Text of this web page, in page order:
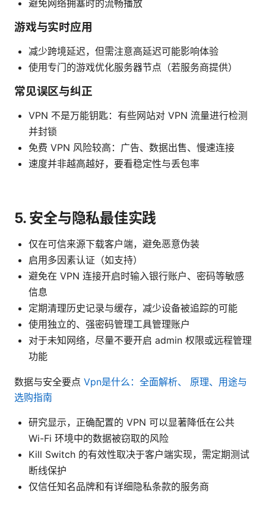
避免网络拥塞时的流畅播放
游戏与实时应用
减少跨境延迟，但需注意高延迟可能影响体验
使用专门的游戏优化服务器节点（若服务商提供）
常见误区与纠正
VPN 不是万能钥匙：有些网站对 VPN 流量进行检测
并封锁
免费 VPN 风险较高：广告、数据出售、慢速连接
速度并非越高越好，要看稳定性与丢包率
5. 安全与隐私最佳实践
仅在可信来源下载客户端，避免恶意伪装
启用多因素认证（如支持）
避免在 VPN 连接开启时输入银行账户、密码等敏感
信息
定期清理历史记录与缓存，减少设备被追踪的可能
使用独立的、强密码管理工具管理账户
对于未知网络，尽量不要开启 admin 权限或远程管理
功能
数据与安全要点 Vpn是什么：全面解析、 原理、用途与
选购指南
研究显示，正确配置的 VPN 可以显著降低在公共
Wi-Fi 环境中的数据被窃取的风险
Kill Switch 的有效性取决于客户端实现，需定期测试
断线保护
仅信任知名品牌和有详细隐私条款的服务商